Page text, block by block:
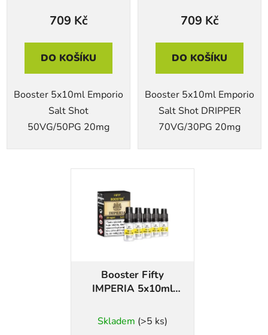
709 Kč
DO KOŠÍKU
Booster 5x10ml Emporio
Salt Shot
50VG/50PG 20mg
709 Kč
DO KOŠÍKU
Booster 5x10ml Emporio
Salt Shot DRIPPER
70VG/30PG 20mg
Booster Fifty
IMPERIA 5x10ml
Skladem (>5 ks)